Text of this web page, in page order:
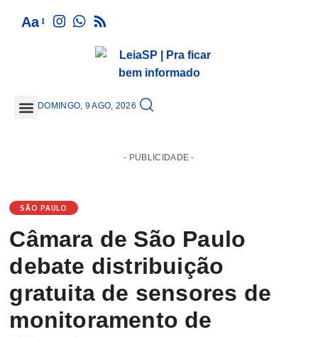
Aa
DOMINGO, 9 AGO, 2026
- PUBLICIDADE -
SÃO PAULO
Câmara de São Paulo
debate distribuição
gratuita de sensores de
monitoramento de